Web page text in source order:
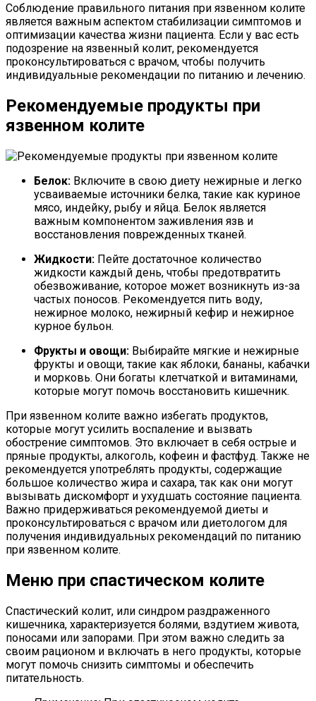
Соблюдение правильного питания при язвенном колите
является важным аспектом стабилизации симптомов и
оптимизации качества жизни пациента. Если у вас есть
подозрение на язвенный колит, рекомендуется
проконсультироваться с врачом, чтобы получить
индивидуальные рекомендации по питанию и лечению.
Рекомендуемые продукты при
язвенном колите
Белок: Включите в свою диету нежирные и легко
усваиваемые источники белка, такие как куриное
мясо, индейку, рыбу и яйца. Белок является
важным компонентом заживления язв и
восстановления поврежденных тканей.
Жидкости: Пейте достаточное количество
жидкости каждый день, чтобы предотвратить
обезвоживание, которое может возникнуть из-за
частых поносов. Рекомендуется пить воду,
нежирное молоко, нежирный кефир и нежирное
курное бульон.
Фрукты и овощи: Выбирайте мягкие и нежирные
фрукты и овощи, такие как яблоки, бананы, кабачки
и морковь. Они богаты клетчаткой и витаминами,
которые могут помочь восстановить кишечник.
При язвенном колите важно избегать продуктов,
которые могут усилить воспаление и вызвать
обострение симптомов. Это включает в себя острые и
пряные продукты, алкоголь, кофеин и фастфуд. Также не
рекомендуется употреблять продукты, содержащие
большое количество жира и сахара, так как они могут
вызывать дискомфорт и ухудшать состояние пациента.
Важно придерживаться рекомендуемой диеты и
проконсультироваться с врачом или диетологом для
получения индивидуальных рекомендаций по питанию
при язвенном колите.
Меню при спастическом колите
Спастический колит, или синдром раздраженного
кишечника, характеризуется болями, вздутием живота,
поносами или запорами. При этом важно следить за
своим рационом и включать в него продукты, которые
могут помочь снизить симптомы и обеспечить
питательность.